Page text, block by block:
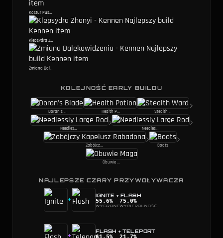
Kostur Pustki
Klepsydra Zhonyi
Zmiana Dalekowidzenia
KOLEJNOŚĆ EARLY BUILDU
Doran's Blade Health Potion Stealth Ward
Needlessly Large Rod Needlessly Large Rod
Zabójczy Kapelusz Rabadona Boots
Obuwie Maga
NAJLEPSZE CZARY PRZYWOŁYWACZA
+
IGNITE + FLASH
55.6%
WYGRANE
75.0%
WYBIERALNOŚĆ
+
FLASH + TELEPORT
61.5% 21.7%